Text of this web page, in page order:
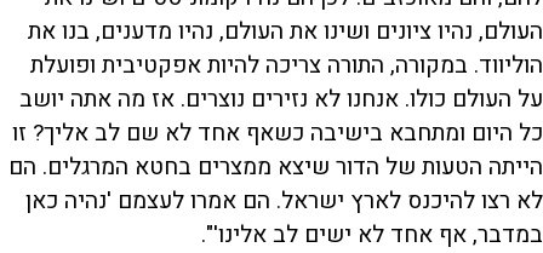
העולם, נהיו ציונים ושינו את העולם, נהיו מדענים, בנו את
הוליווד. במקורה, התורה צריכה להיות אפקטיבית ופועלת
על העולם כולו. אנחנו לא נזירים נוצרים. אז מה אתה יושב
כל היום ומתחבא בישיבה כשאף אחד לא שם לב אליך? זו
הייתה הטעות של הדור שיצא ממצרים בחטא המרגלים. הם
לא רצו להיכנס לארץ ישראל. הם אמרו לעצמם 'נהיה כאן
במדבר, אף אחד לא ישים לב אלינו'".